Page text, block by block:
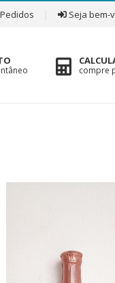
Seja bem-
compre